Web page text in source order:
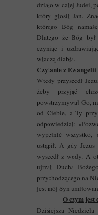
działo w całej Judei,
który głosił Jan.
którego Bóg
Dlatego że Bóg był
czyniąc i
władzą diabła.
Czytanie z Ewangelii
Wtedy przyszedł
żeby przyjąć
powstrzymywał Go,
od Ciebie, a Ty
odpowiedział:
wypełnić
ustąpił. A gdy Jezus
wyszedł z wody. A
ujrzał Ducha
przychodzącego na
jest mój Syn
O czym jest
Dzisiejsza